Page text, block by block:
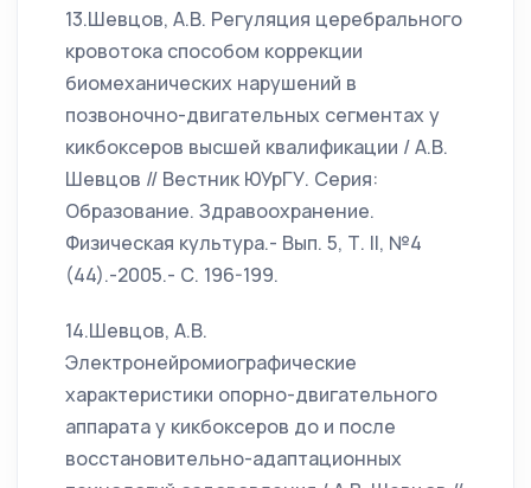
13.Шевцов, А.В. Регуляция церебрального
кровотока способом коррекции
биомеханических нарушений в
позвоночно-двигательных сегментах у
кикбоксеров высшей квалификации / А.В.
Шевцов // Вестник ЮУрГУ. Серия:
Образование. Здравоохранение.
Физическая культура.- Вып. 5, Т. II, №4
(44).-2005.- С. 196-199.
14.Шевцов, А.В.
Электронейромиографические
характеристики опорно-двигательного
аппарата у кикбоксеров до и после
восстановительно-адаптационных